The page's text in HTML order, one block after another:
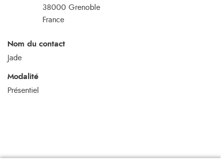
38000 Grenoble
France
Nom du contact
Jade
Modalité
Présentiel